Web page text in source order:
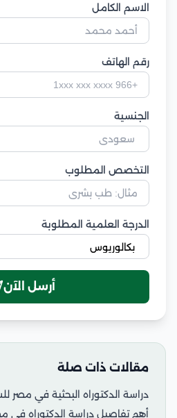
الاسم الكامل
رقم الهاتف
الجنسية
التخصص المطلوب
الدرجة العلمية المطلوبة
أرسل الآن
مقالات ذات صلة
دراسة الدكتوراه البحثية في مصر
أهم تفاصيل دراسة الدكتوراه في مصر